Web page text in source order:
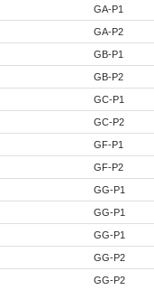
GA-P1
GA-P2
GB-P1
GB-P2
GC-P1
GC-P2
GF-P1
GF-P2
GG-P1
GG-P1
GG-P1
GG-P2
GG-P2